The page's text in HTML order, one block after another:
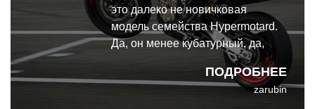
ПОДРОБНЕЕ
это далеко не новичковая
модель семейства Hypermotard.
Да, он менее кубатурный, да,
дешевле, чем Hypermotard 950
на V-твине, но тем не менее, это
дикий и злобный мотоцикл,zarubin